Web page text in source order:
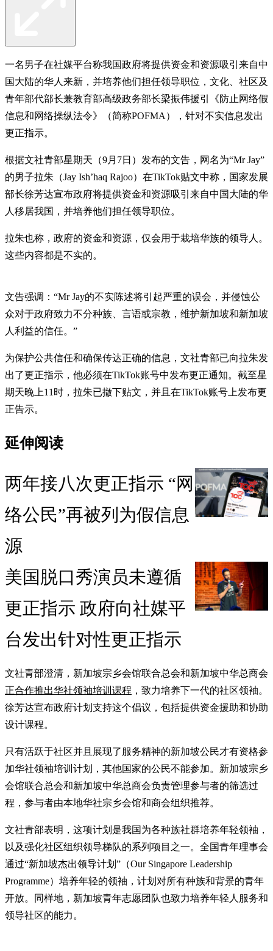
一名男子在社媒平台称我国政府将提供资金和资源吸引来自中
国大陆的华人来新，并培养他们担任领导职位，文化、社区及
青年部代部长兼教育部高级政务部长梁振伟援引《防止网络假
信息和网络操纵法令》（简称POFMA），针对不实信息发出
更正指示。
根据文社青部星期天（9月7日）发布的文告，网名为“Mr Jay”
的男子拉朱（Jay Ish’haq Rajoo）在TikTok贴文中称，国家发展
部长徐芳达宣布政府将提供资金和资源吸引来自中国大陆的华
人移居我国，并培养他们担任领导职位。
拉朱也称，政府的资金和资源，仅会用于栽培华族的领导人。
这些内容都是不实的。
文告强调：“Mr Jay的不实陈述将引起严重的误会，并侵蚀公
众对于政府致力不分种族、言语或宗教，维护新加坡和新加坡
人利益的信任。”
为保护公共信任和确保传达正确的信息，文社青部已向拉朱发
出了更正指示，他必须在TikTok账号中发布更正通知。截至星
期天晚上11时，拉朱已撤下贴文，并且在TikTok账号上发布更
正告示。
延伸阅读
两年接八次更正指示 “网
络公民”再被列为假信息
源
美国脱口秀演员未遵循
更正指示 政府向社媒平
台发出针对性更正指示
文社青部澄清，新加坡宗乡会馆联合总会和新加坡中华总商会
正合作推出华社领袖培训课程 ，致力培养下一代的社区领袖。
徐芳达宣布政府计划支持这个倡议，包括提供资金援助和协助
设计课程。
只有活跃于社区并且展现了服务精神的新加坡公民才有资格参
加华社领袖培训计划，其他国家的公民不能参加。新加坡宗乡
会馆联合总会和新加坡中华总商会负责管理参与者的筛选过
程，参与者由本地华社宗乡会馆和商会组织推荐。
文社青部表明，这项计划是我国为各种族社群培养年轻领袖，
以及强化社区组织领导梯队的系列项目之一。全国青年理事会
通过“新加坡杰出领导计划”（Our Singapore Leadership
Programme）培养年轻的领袖，计划对所有种族和背景的青年
开放。同样地，新加坡青年志愿团队也致力培养年轻人服务和
领导社区的能力。